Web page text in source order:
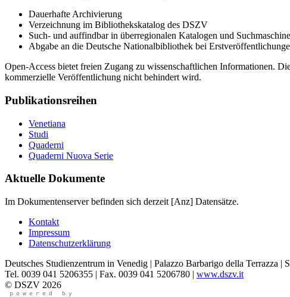
Dauerhafte Archivierung
Verzeichnung im Bibliothekskatalog des DSZV
Such- und auffindbar in überregionalen Katalogen und
Abgabe an die Deutsche Nationalbibliothek bei
Open-Access bietet freien Zugang zu wissenschaftlichen Informationen.
kommerzielle Veröffentlichung nicht behindert wird.
Publikationsreihen
Venetiana
Studi
Quaderni
Quaderni Nuova Serie
Aktuelle Dokumente
Im Dokumentenserver befinden sich derzeit [Anz] Datensätze.
Kontakt
Impressum
Datenschutzerklärung
Deutsches Studienzentrum in Venedig | Palazzo Barbarigo della Terrazza |
Tel. 0039 041 5206355 | Fax. 0039 041 5206780 | www.dszv.it
© DSZV 2026